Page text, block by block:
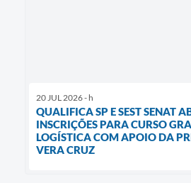
20 JUL 2026 - h
QUALIFICA SP E SEST SENAT
INSCRIÇÕES PARA CURSO
LOGÍSTICA COM APOIO DA
VERA CRUZ